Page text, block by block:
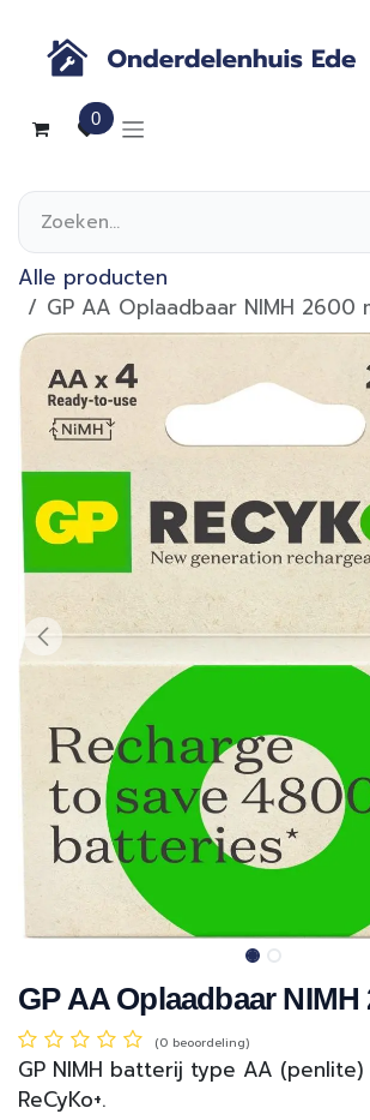
0
Alle producten
GP AA Oplaadbaar NIMH 2600
GP AA Oplaadbaar NIMH
(0 beoordeling)
GP NIMH batterij type AA (penlite)
ReCyKo+.